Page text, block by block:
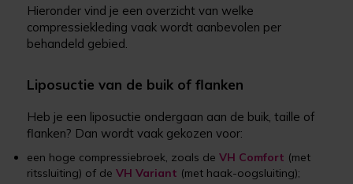
Hieronder vind je een overzicht van welke
compressiekleding vaak wordt aanbevolen per
behandeld gebied.
Liposuctie van de buik of flanken
Heb je een liposuctie ondergaan aan de buik, taille of
flanken? Dan wordt vaak gekozen voor:
een hoge compressiebroek, zoals deVH Comfort (met
ritssluiting) of deVH Variant (met haak-oogsluiting);